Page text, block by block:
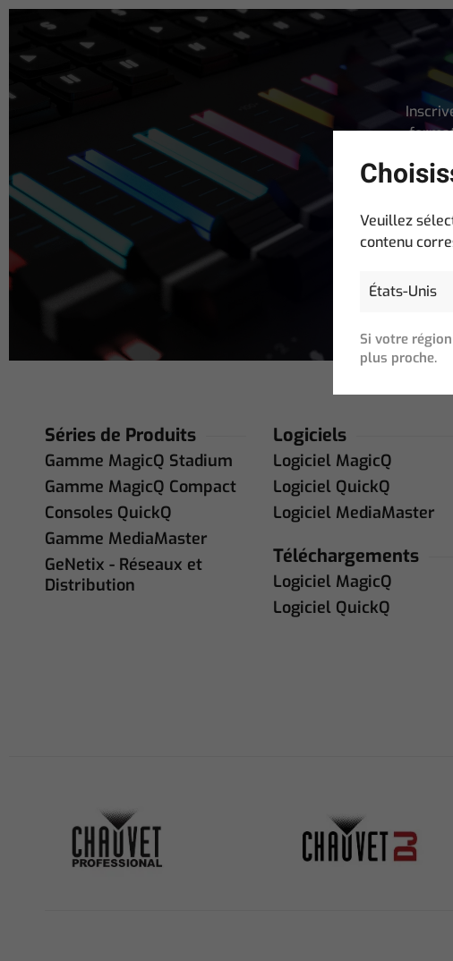
Email
Address
Séries de Produits
Gamme MagicQ Stadium
Gamme MagicQ Compact
Consoles QuickQ
Gamme MediaMaster
GeNetix - Réseaux et
Distribution
Logiciels
Logiciel MagicQ
Logiciel QuickQ
Logiciel MediaMaster
Téléchargements
Logiciel MagicQ
Logiciel QuickQ
Veuillez
contenu
Si votre
plus proche.